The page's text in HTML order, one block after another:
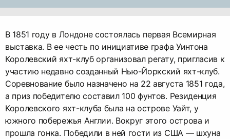
В 1851 году в Лондоне состоялась первая Всемирная
выставка. В ее честь по инициативе графа Уинтона
Королевский яхт-клуб организовал регату, пригласив к
участию недавно созданный Нью-Йоркский яхт-клуб.
Соревнование было назначено на 22 августа 1851 года,
а приз победителю составил 100 фунтов. Резиденция
Королевского яхт-клуба была на острове Уайт, у
южного побережья Англии. Вокруг этого острова и
прошла гонка. Победили в ней гости из США — шхуна